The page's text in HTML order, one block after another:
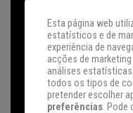
Esta página web
estatísticos e de
experiência de
acções de
análises
todos os tipos de
pretender escolher
preferências. Pode